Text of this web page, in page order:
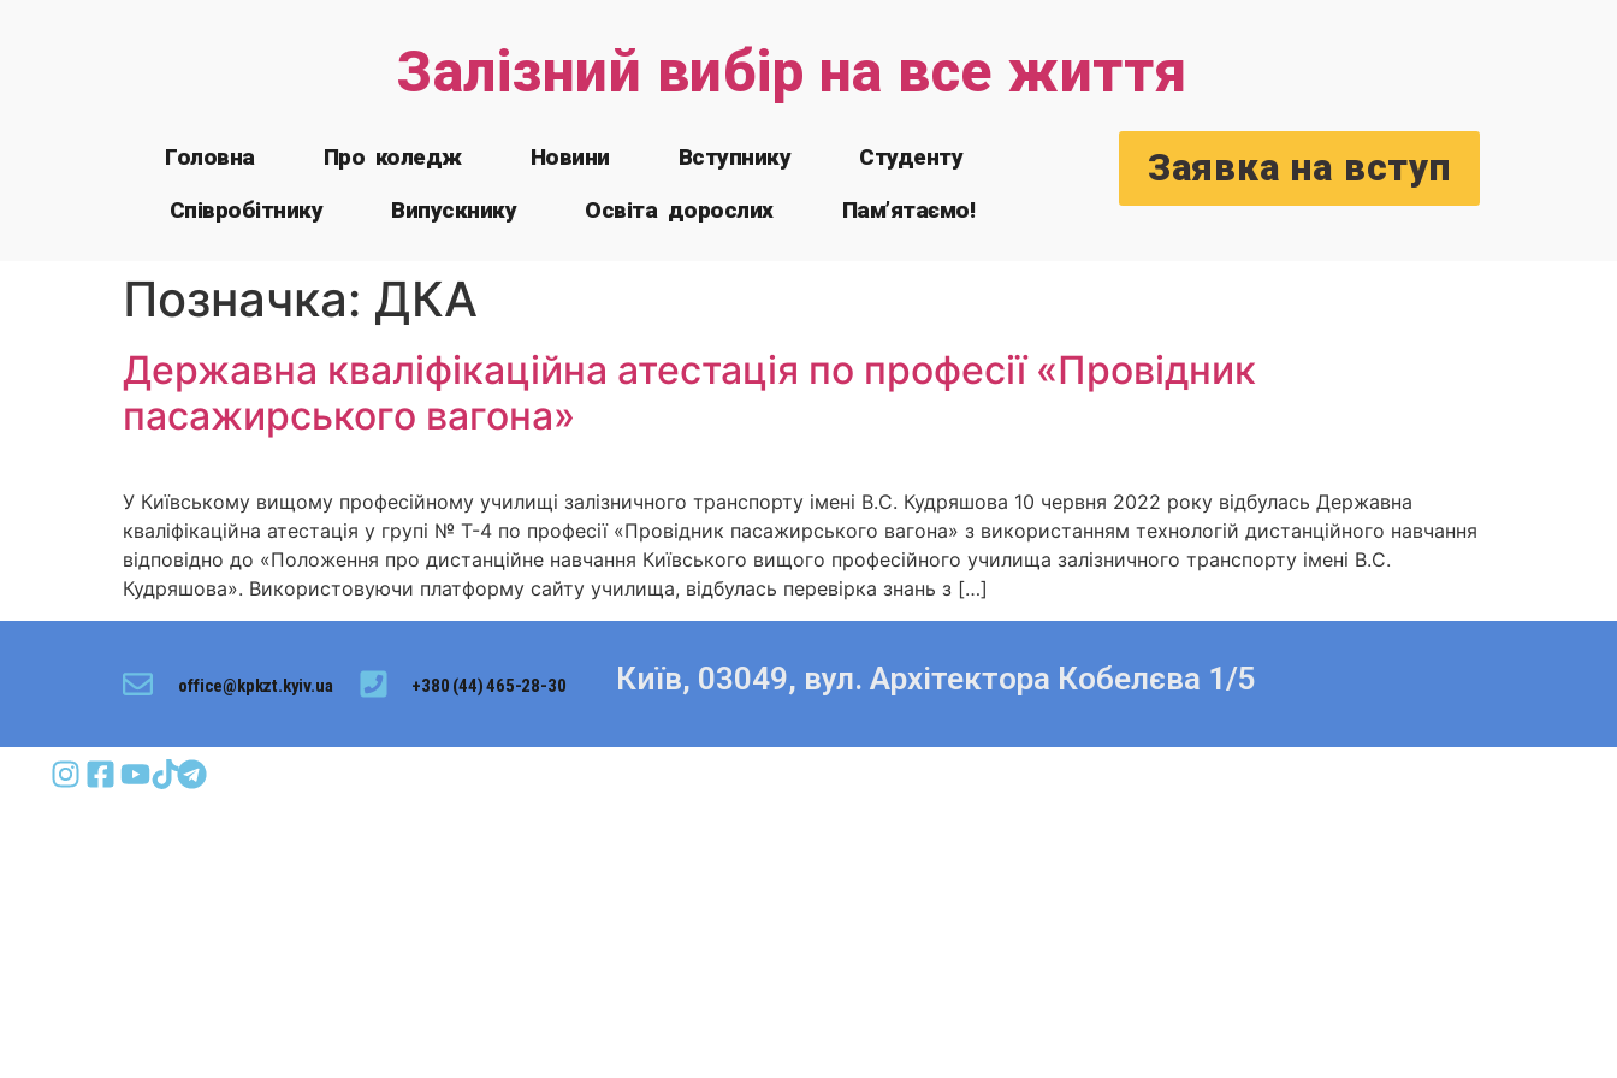
Залізний вибір на все життя
Головна Про коледж Новини Вступнику
Студенту
Співробітнику
Випускнику Освіта дорослих Пам’ятаємо!
Заявка на вступ
Позначка: ДКА
Державна кваліфікаційна атестація по професії «Провідник
пасажирського вагона»
У Київському вищому професійному училищі залізничного транспорту імені В.С. Кудряшова 10 червня 2022 року відбулась Державна
кваліфікаційна атестація у групі № Т-4 по професії «Провідник пасажирського вагона» з використанням технологій дистанційного навчання
відповідно до «Положення про дистанційне навчання Київського вищого професійного училища залізничного транспорту імені В.С.
Кудряшова». Використовуючи платформу сайту училища, відбулась перевірка знань з […]
office@kpkzt.kyiv.ua +380 (44) 465-28-30 Київ, 03049, вул. Архітектора Кобелєва 1/5